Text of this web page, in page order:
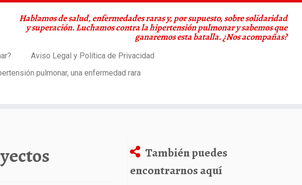
Hablamos de salud, enfermedades raras y, por supuesto, sobre solidaridad
y superación. Luchamos contra la hipertensión pulmonar y sabemos que
ganaremos esta batalla. ¿Nos acompañas?
Aviso Legal y Política de Privacidad
pulmonar, una enfermedad rara
También puedes
encontrarnos aquí